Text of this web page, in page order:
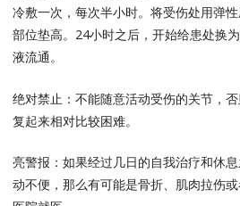
冷敷一次，每次半小时。将受伤处用弹
部位垫高。24小时之后，开始给患处换
液流通。
绝对禁止：不能随意活动受伤的关节，
复起来相对比较困难。
亮警报：如果经过几日的自我治疗和休
动不便，那么有可能是骨折、肌肉拉伤